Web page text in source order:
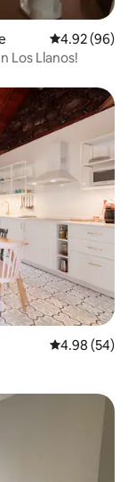
Calificación
4.92 (96)
en Los Llanos!
Calificación
4.98 (54)